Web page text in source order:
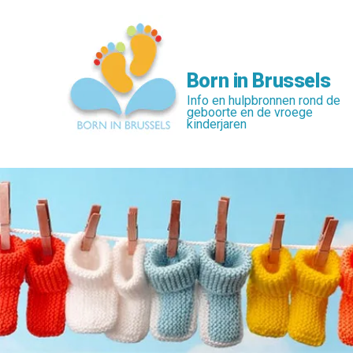
Born in Brussels
Info en hulpbronnen rond de
geboorte en de vroege
kinderjaren